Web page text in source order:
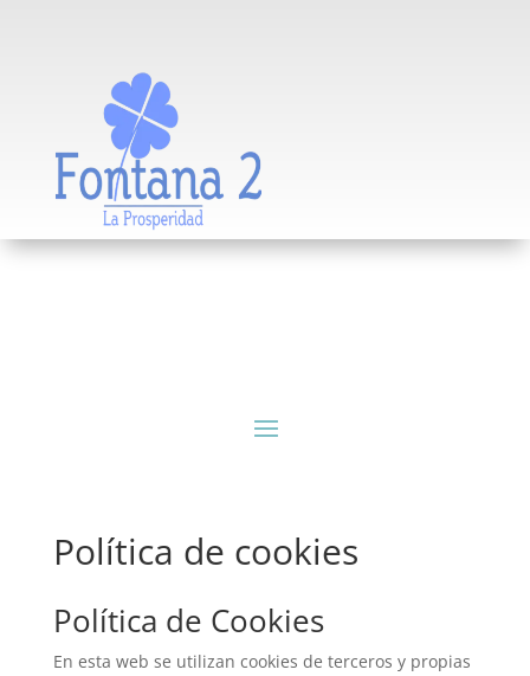
Política de cookies
Política de Cookies
En esta web se utilizan cookies de terceros y propias